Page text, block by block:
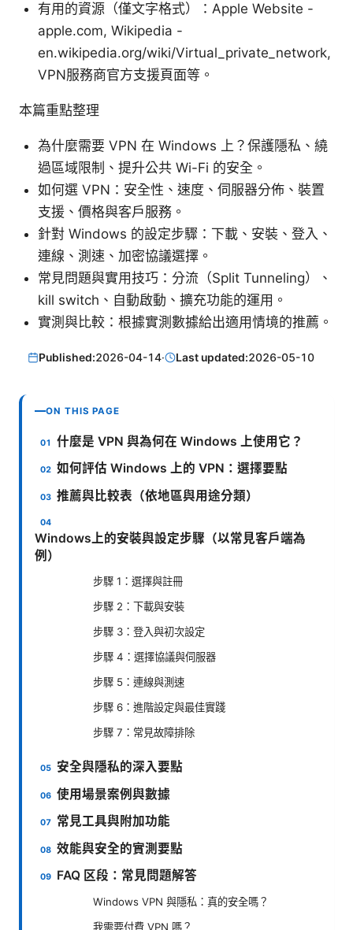
有用的資源（僅文字格式）：Apple Website -
apple.com, Wikipedia -
en.wikipedia.org/wiki/Virtual_private_network,
VPN服務商官方支援頁面等。
本篇重點整理
為什麼需要 VPN 在 Windows 上？保護隱私、繞
過區域限制、提升公共 Wi-Fi 的安全。
如何選 VPN：安全性、速度、伺服器分佈、裝置
支援、價格與客戶服務。
針對 Windows 的設定步驟：下載、安裝、登入、
連線、測速、加密協議選擇。
常見問題與實用技巧：分流（Split Tunneling）、
kill switch、自動啟動、擴充功能的運用。
實測與比較：根據實測數據給出適用情境的推薦。
Published:2026-04-14· Last updated:2026-05-10
ON THIS PAGE
什麼是 VPN 與為何在 Windows 上使用它？
如何評估 Windows 上的 VPN：選擇要點
推薦與比較表（依地區與用途分類）
Windows上的安裝與設定步驟（以常見客戶端為
例）
步驟 1：選擇與註冊
步驟 2：下載與安裝
步驟 3：登入與初次設定
步驟 4：選擇協議與伺服器
步驟 5：連線與測速
步驟 6：進階設定與最佳實踐
步驟 7：常見故障排除
安全與隱私的深入要點
使用場景案例與數據
常見工具與附加功能
效能與安全的實測要點
FAQ 区段：常見問題解答
Windows VPN 與隱私：真的安全嗎？
我需要付費 VPN 嗎？